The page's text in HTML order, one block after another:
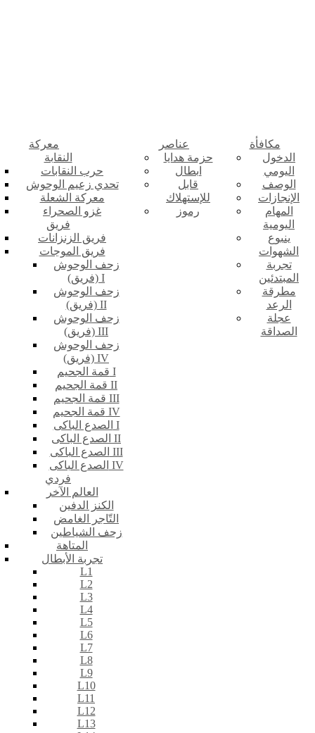
معركة
النقابة
حرب النقابات
تحدي زعيم الوحوش
معركة الشعلة
غزو الصحراء
فريق
فريق الزنزانات
فريق الموجات
زحف الوحوش
(فريق) I
زحف الوحوش
(فريق) II
زحف الوحوش
(فريق) III
زحف الوحوش
(فريق) IV
قمة الجحيم I
قمة الجحيم II
قمة الجحيم III
قمة الجحيم IV
الصدع الباكى I
الصدع الباكى II
الصدع الباكى III
الصدع الباكى IV
فردي
العالم الآخر
الكنز الدفين
التّاجر الغامض
زحف الشياطين
المتاهة
تجربة الأبطال
L1
L2
L3
L4
L5
L6
L7
L8
L9
L10
L11
L12
L13
عناصر
حزمة هدايا
ابطال
قابل
للإستهلاك
رموز
مكافأة
الدخول
اليومي
الوصف
الإنجازات
المهام
اليومية
ينبوع
الشهوات
تجربة
المبتدئين
مطرقة
الرعد
عجلة
الصداقة